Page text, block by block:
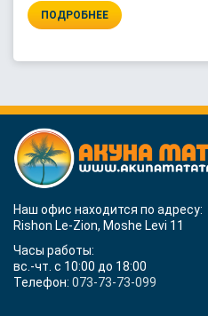
ПОДРОБНЕЕ
Наш офис находится по адресу:
Rishon Le-Zion, Moshe Levi 11
Часы работы:
вс.-чт. с 10:00 до 18:00
Телефон: 073-73-73-099